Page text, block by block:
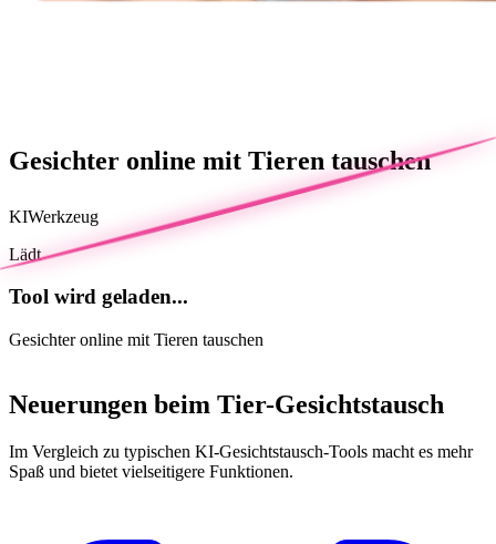
Gesichter online mit Tieren tauschen
KIWerkzeug
Lädt
Tool wird geladen...
Gesichter online mit Tieren tauschen
Neuerungen beim Tier-Gesichtstausch
Im Vergleich zu typischen KI-Gesichtstausch-Tools macht es mehr
Spaß und bietet vielseitigere Funktionen.